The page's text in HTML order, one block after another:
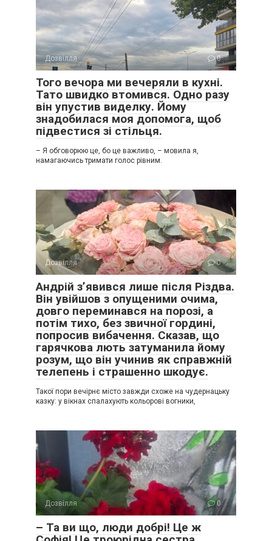
Дозвілля 0
Того вечора ми вечеряли в кухні.
Тато швидко втомився. Одно разу
він упустив виделку. Йому
знадобилася моя допомога, щоб
підвестися зі стільця.
– Я обговорюю це, бо це важливо, – мовила я,
намагаючись тримати голос рівним.
Дозвілля 0
Андрій з’явився лише після Різдва.
Він увійшов з опущеними очима,
довго переминався на порозі, а
потім тихо, без звичної гордині,
попросив вибачення. Сказав, що
гарячкова лють затуманила йому
розум, що він учинив як справжній
телепень і страшенно шкодує.
Такої пори вечірнє місто завжди схоже на чудернацьку
казку: у вікнах спалахують кольорові вогники,
Дозвілля 0
– Та ви що, люди добрі! Це ж